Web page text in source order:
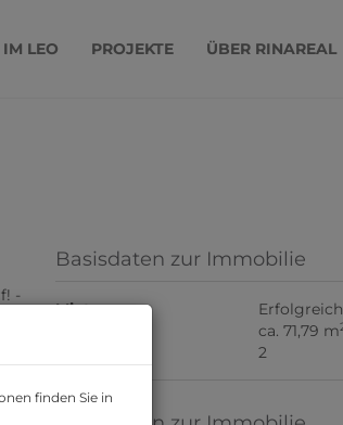
LEO PROJEKTE ÜBER RINAREAL
Basisdaten zur Immobilie
Miete
ca. 71,79 m
2
finden Sie in